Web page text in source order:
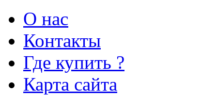
О нас
Контакты
Где купить ?
Карта сайта